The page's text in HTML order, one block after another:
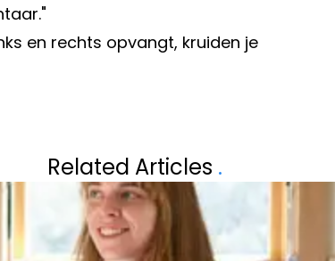
en rechts opvangt, kruiden je
NATALIA DEELT
VAN
Related Articles .